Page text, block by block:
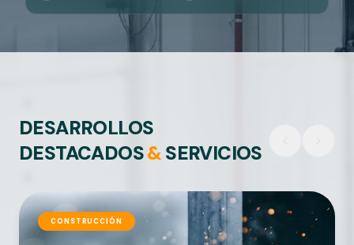
DESARROLLOS
DESTACADOS&SERVICIOS
CONSTRUCCIÓN